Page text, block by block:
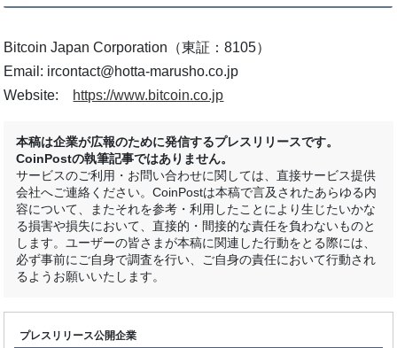
Bitcoin Japan Corporation（東証：8105）
Email: ircontact@hotta-marusho.co.jp
Website: https://www.bitcoin.co.jp
本稿は企業が広報のために発信するプレスリリースです。
CoinPostの執筆記事ではありません。
サービスのご利用・お問い合わせに関しては、直接サービス提供
会社へご連絡ください。CoinPostは本稿で言及されたあらゆる内
容について、またそれを参考・利用したことにより生じたいかな
る損害や損失において、直接的・間接的な責任を負わないものと
します。ユーザーの皆さまが本稿に関連した行動をとる際には、
必ず事前にご自身で調査を行い、ご自身の責任において行動され
るようお願いいたします。
プレスリリース公開企業